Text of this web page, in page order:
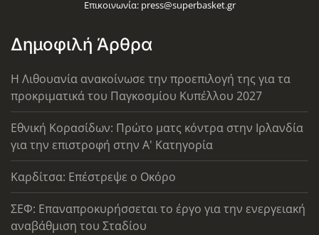
Επικοινωνία: press@superbasket.gr
Δημοφιλή Άρθρα
Η Λιθουανία ανακοίνωσε την προεπιλογή της για τα
προκριματικά του Παγκοσμίου Κυπέλλου 2027
Εθνική Κορασίδων: Πρώτο ματς κόντρα στην Ιρλανδία
για την επιστροφή στην Α' Κατηγορία
Καρδίτσα: Επέστρεψε ο Οκόρο
ΣΕΦ: Επαναπροκυρήσσεται το έργο για την ενεργειακή
αναβάθμιση του Σταδίου